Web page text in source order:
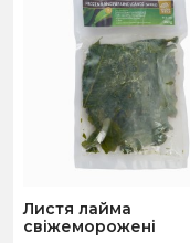
Листя лайма
свіжеморожені